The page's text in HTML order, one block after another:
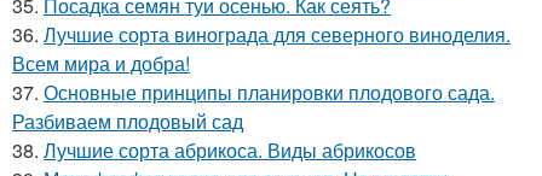
36. Лучшие сорта винограда для северного виноделия.
Всем мира и добра!
37. Основные принципы планировки плодового сада.
Разбиваем плодовый сад
38. Лучшие сорта абрикоса. Виды абрикосов